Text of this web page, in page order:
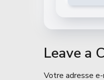
Leave a
Votre adresse